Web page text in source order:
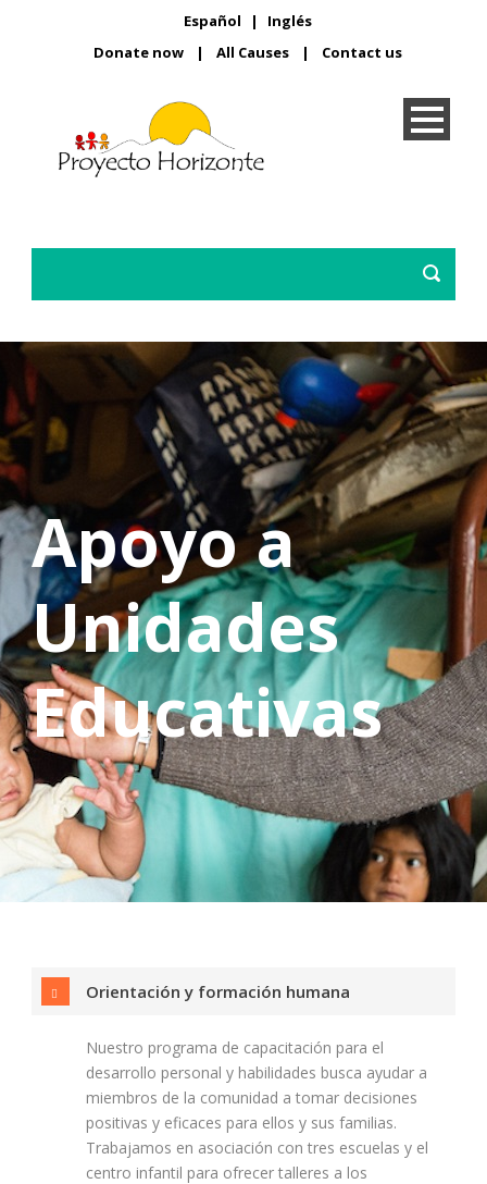
Español |
Inglés
Donate now
| All Causes | Contact us
Apoyo a
Unidades
Educativas
Orientación y formación humana
Nuestro programa de capacitación para el
desarrollo personal y habilidades busca ayudar a
miembros de la comunidad a tomar decisiones
positivas y eficaces para ellos y sus familias.
Trabajamos en asociación con tres escuelas y el
centro infantil para ofrecer talleres a los